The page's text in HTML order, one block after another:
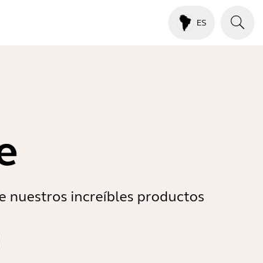
ES
nuestros increíbles productos